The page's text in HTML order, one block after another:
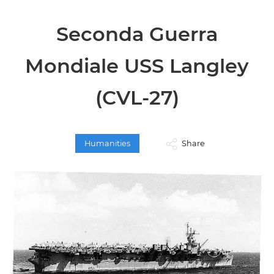
Seconda Guerra
Mondiale USS Langley
(CVL-27)
Humanities Share